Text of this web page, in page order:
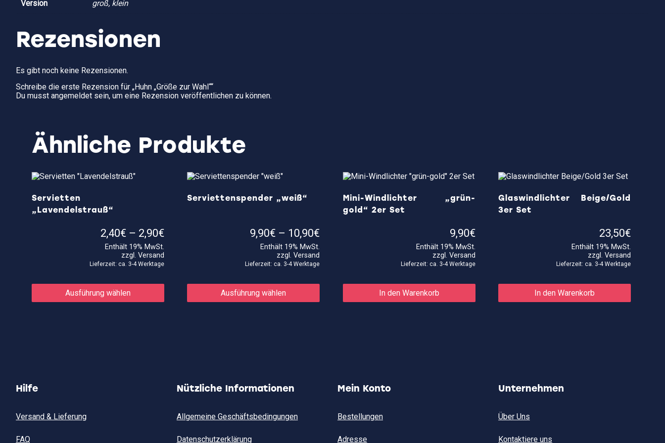
Version groß, klein
Rezensionen
Es gibt noch keine Rezensionen.
Schreibe die erste Rezension für „Huhn „Größe zur Wahl““
Du musst angemeldet sein, um eine Rezension veröffentlichen zu können.
Ähnliche Produkte
Servietten
„Lavendelstrauß“
2,40€ – 2,90€Preisspanne:
Enthält 19% MwSt.
zzgl.Versand
Lieferzeit: ca. 3-4 Werktage
Ausführung wählen
mehrere
werden
Serviettenspender „weiß“
9,90€ – 10,90€Preisspanne:
Enthält 19% MwSt.
zzgl.Versand
Lieferzeit: ca. 3-4 Werktage
Ausführung wählen
mehrere
werden
Mini-Windlichter „grün-
gold“ 2er Set
9,90€
Enthält 19% MwSt.
zzgl. Versand
Lieferzeit: ca. 3-4 Werktage
In den Warenkorb
Glaswindlichter Beige/Gold
3er Set
23,50€
Enthält 19% MwSt.
zzgl.Versand
Lieferzeit: ca. 3-4 Werktage
In den Warenkorb
Hilfe
Versand & Lieferung
FAQ
Nützliche Informationen
Allgemeine Geschäftsbedingungen
Datenschutzerklärung
Mein Konto
Bestellungen
Adresse
Unternehmen
Über Uns
Kontaktiere uns